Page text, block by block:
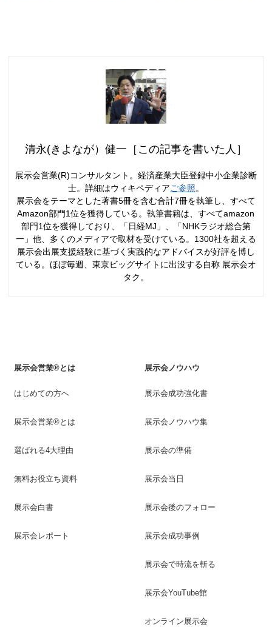
清永(きよなが）健一［この記事を書いた人］
展示会営業(R)コンサルタント。経済産業大臣登録中小企業診断
士。詳細はウィキペディアご参照。
展示会をテーマとした著書5冊を含む合計7冊を執筆し、すべて
Amazon部門1位を獲得している。執筆書籍は、すべてamazon
部門1位を獲得しており、「日経MJ」、「NHKラジオ総合第
一」他、多くのメディアで取材を受けている。1300社を超える
展示会出展支援経験に基づく実践的なアドバイスが好評を博し
ている。ほぼ毎週、東京ビッグサイトに出没する自称 展示会オ
タク。
展示会営業®とは
はじめての方へ
展示会営業®とは
選ばれる4大理由
無料お役立ち資料
展示会白書
展示会レポート
展示会ノウハウ
展示会成功強化書
展示会ノウハウ集
展示会の準備
展示会当日
展示会後のフォロー
展示会成功事例
展示会で時流を斬る
展示会YouTube館
オンライン展示会